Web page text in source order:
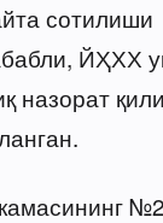
сотилиши
ЙҲХХ
назорат